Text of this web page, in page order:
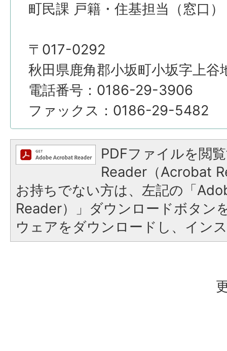
町民課 戸籍・住基担当（窓口）
〒017-0292
秋田県鹿角郡小坂町小坂字上谷
電話番号：0186-29-3906
ファックス：0186-29-5482
PDFファイルを閲
Reader（Acrobat
お持ちでない方は、左記の「
Reader）」ダウンロードボタン
ウェアをダウンロードし、イン